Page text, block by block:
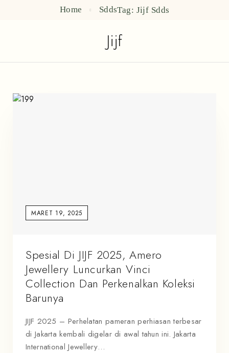
Home Sdds Tag: Jijf Sdds
Jijf
MARET 19, 2025
Spesial Di JIJF 2025, Amero
Jewellery Luncurkan Vinci
Collection Dan Perkenalkan Koleksi
Barunya
JIJF 2025 – Perhelatan pameran perhiasan terbesar
di Jakarta kembali digelar di awal tahun ini. Jakarta
International Jewellery…